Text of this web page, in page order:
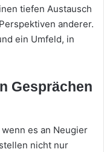
tiefen Austausch
anderer.
ein Umfeld, in
Gesprächen
es an Neugier
nicht nur